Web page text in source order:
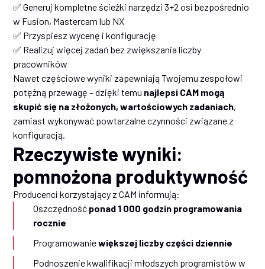
✅ Generuj kompletne ścieżki narzędzi 3+2 osi bezpośrednio
w Fusion, Mastercam lub NX
✅ Przyspiesz wycenę i konfigurację
✅ Realizuj więcej zadań bez zwiększania liczby
pracowników
Nawet częściowe wyniki zapewniają Twojemu zespołowi
potężną przewagę – dzięki temu najlepsi CAM mogą
skupić się na złożonych, wartościowych zadaniach,
zamiast wykonywać powtarzalne czynności związane z
konfiguracją.
Rzeczywiste wyniki:
pomnożona produktywność
Producenci korzystający z CAM informują:
Oszczędność ponad 1 000 godzin programowania
rocznie
Programowaniewiększej liczby części dziennie
Podnoszenie kwalifikacji młodszych programistów w